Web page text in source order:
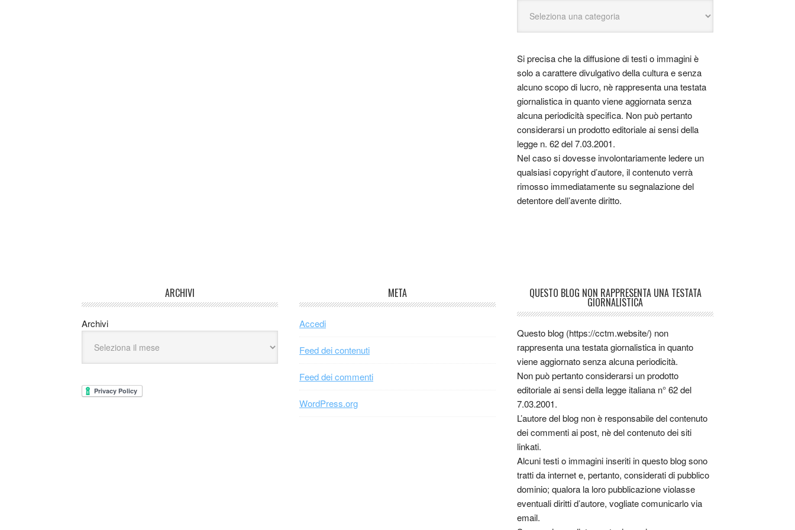
Si precisa che la diffusione di testi o immagini è
solo a carattere divulgativo della cultura e senza
alcuno scopo di lucro, nè rappresenta una testata
giornalistica in quanto viene aggiornata senza
alcuna periodicità specifica. Non può pertanto
considerarsi un prodotto editoriale ai sensi della
legge n. 62 del 7.03.2001.
Nel caso si dovesse involontariamente ledere un
qualsiasi copyright d’autore, il contenuto verrà
rimosso immediatamente su segnalazione del
detentore dell’avente diritto.
ARCHIVI
Archivi
META
Accedi
Feed dei contenuti
Feed dei commenti
WordPress.org
QUESTO BLOG NON RAPPRESENTA UNA TESTATA
GIORNALISTICA
Questo blog (https://cctm.website/) non
rappresenta una testata giornalistica in quanto
viene aggiornato senza alcuna periodicità.
Non può pertanto considerarsi un prodotto
editoriale ai sensi della legge italiana n° 62 del
7.03.2001.
L’autore del blog non è responsabile del contenuto
dei commenti ai post, nè del contenuto dei siti
linkati.
Alcuni testi o immagini inseriti in questo blog sono
tratti da internet e, pertanto, considerati di pubblico
dominio; qualora la loro pubblicazione violasse
eventuali diritti d’autore, vogliate comunicarlo via
email.